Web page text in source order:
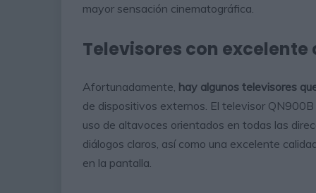
mayor sensación cinematográfica.
Televisores con
Afortunadamente, hay algunos televisores
de dispositivos externos. El televisor QN900B
uso de altavoces orientados en todas las
diálogos claros, así como una excelente
en la pantalla.